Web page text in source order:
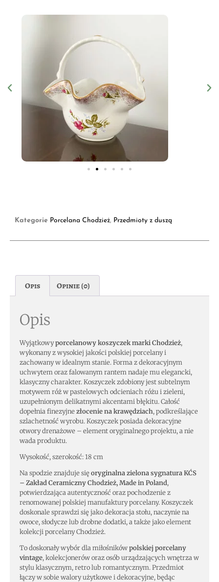
Kategorie Porcelana Chodzież, Przedmioty z duszą
Opis Opinie (0)
Opis
Wyjątkowyporcelanowy koszyczek marki Chodzież,
wykonany z wysokiej jakości polskiej porcelany i
zachowany w idealnym stanie. Forma z dekoracyjnym
uchwytem oraz falowanym rantem nadaje mu elegancki,
klasyczny charakter. Koszyczek zdobiony jest subtelnym
motywem róż w pastelowych odcieniach różu i zieleni,
uzupełnionym delikatnymi akcentami błękitu. Całość
dopełnia finezyjnezłocenie na krawędziach, podkreślające
szlachetność wyrobu. Koszyczek posiada dekoracyjne
otwory drenażowe – element oryginalnego projektu, a nie
wada produktu.
Wysokość, szerokość: 18 cm
Na spodzie znajduje sięoryginalna zielona sygnatura KĆS
– Zakład Ceramiczny Chodzież, Made in Poland,
potwierdzająca autentyczność oraz pochodzenie z
renomowanej polskiej manufaktury porcelany. Koszyczek
doskonale sprawdzi się jako dekoracja stołu, naczynie na
owoce, słodycze lub drobne dodatki, a także jako element
kolekcji porcelany Chodzież.
To doskonały wybór dla miłośnikówpolskiej porcelany
vintage, kolekcjonerów oraz osób urządzających wnętrza w
stylu klasycznym, retro lub romantycznym. Przedmiot
łączy w sobie walory użytkowe i dekoracyjne, będąc